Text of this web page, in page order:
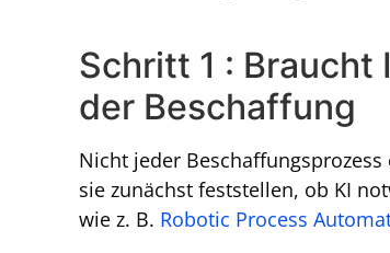
Schritt 1 : Braucht
der Beschaffung
Nicht jeder
sie zunächst feststellen, ob KI
wie z. B. Robotic Process